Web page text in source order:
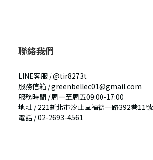
聯絡我們
LINE客服 / @tir8273t
服務信箱 /greenbellec01@gmail.com
服務時間 / 周一至周五09:00-17:00
地址 /221新北市汐止區福德一路392巷11號
電話 /02-2693-4561